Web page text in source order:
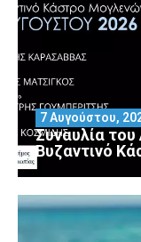
Συναυλία
Βυζαντινό
7 Αυγούστου,